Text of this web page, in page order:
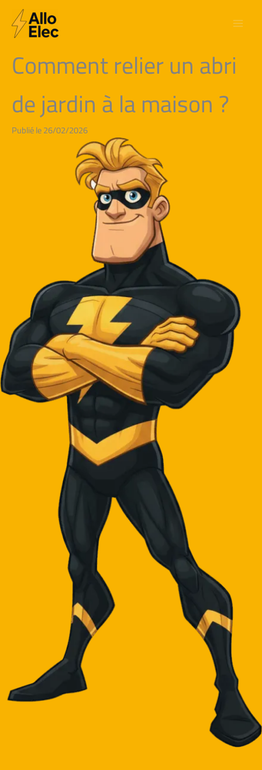
contenu
Comment relier un abri
de jardin à la maison ?
Publié le 26/02/2026